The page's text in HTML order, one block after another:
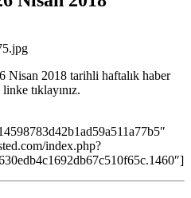
Nisan 2018 tarihli haftalık haber
tıklayınız.
index.php?